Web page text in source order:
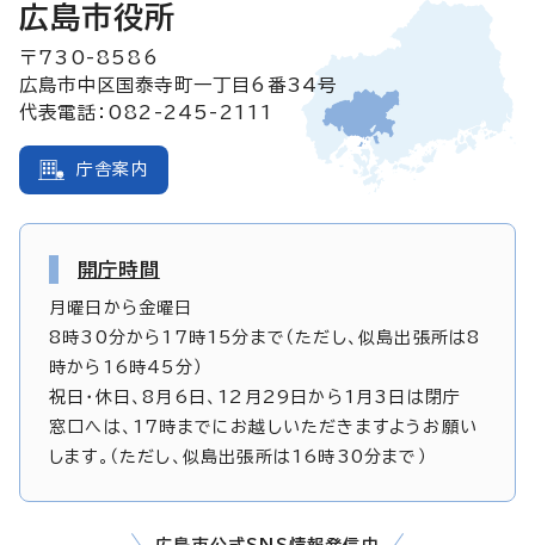
広島市役所
〒730-8586
広島市中区国泰寺町一丁目6番34号
代表電話：082-245-2111
庁舎案内
開庁時間
月曜日から金曜日
8時30分から17時15分まで（ただし、似島出張所は8
時から16時45分）
祝日・休日、8月6日、12月29日から1月3日は閉庁
窓口へは、17時までにお越しいただきますようお願い
します。（ただし、似島出張所は16時30分まで）